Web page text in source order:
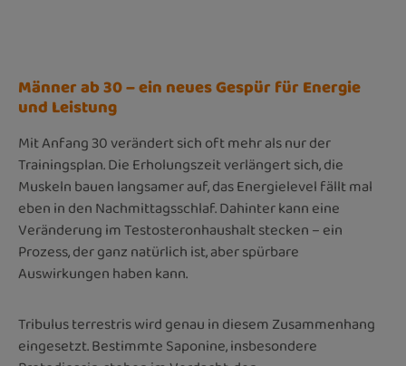
Männer ab 30 – ein neues Gespür für Energie
und Leistung
Mit Anfang 30 verändert sich oft mehr als nur der
Trainingsplan. Die Erholungszeit verlängert sich, die
Muskeln bauen langsamer auf, das Energielevel fällt mal
eben in den Nachmittagsschlaf. Dahinter kann eine
Veränderung im Testosteronhaushalt stecken – ein
Prozess, der ganz natürlich ist, aber spürbare
Auswirkungen haben kann.
Tribulus terrestris wird genau in diesem Zusammenhang
eingesetzt. Bestimmte Saponine, insbesondere